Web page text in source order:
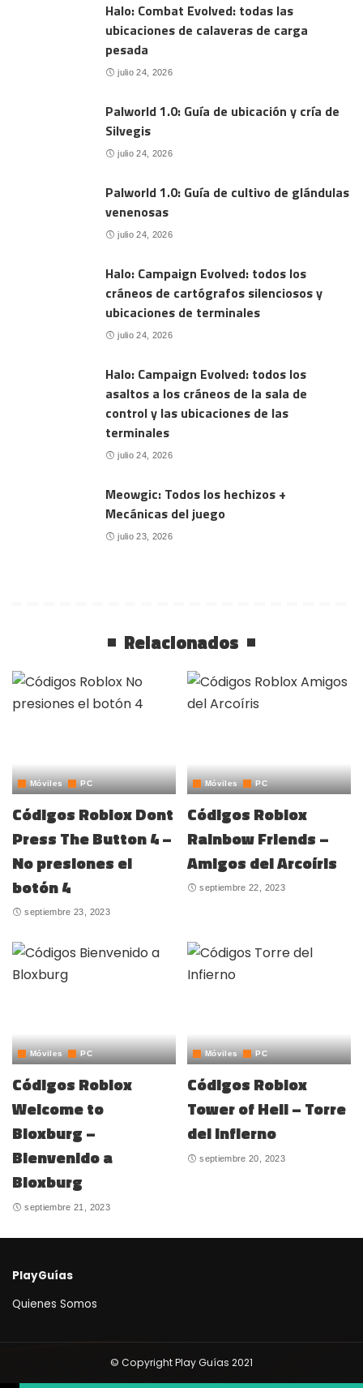
Halo: Combat Evolved: todas las
ubicaciones de calaveras de carga
pesada
julio 24, 2026
Palworld 1.0: Guía de ubicación y cría de
Silvegis
julio 24, 2026
Palworld 1.0: Guía de cultivo de glándulas
venenosas
julio 24, 2026
Halo: Campaign Evolved: todos los
cráneos de cartógrafos silenciosos y
ubicaciones de terminales
julio 24, 2026
Halo: Campaign Evolved: todos los
asaltos a los cráneos de la sala de
control y las ubicaciones de las
terminales
julio 24, 2026
Meowgic: Todos los hechizos +
Mecánicas del juego
julio 23, 2026
Relacionados
Móviles PC
Códigos Roblox Dont
Press The Button 4 –
No presiones el
botón 4
septiembre 23, 2023
Móviles PC
Códigos Roblox
Rainbow Friends –
Amigos del Arcoíris
septiembre 22, 2023
Móviles PC
Códigos Roblox
Welcome to
Bloxburg –
Bienvenido a
Bloxburg
septiembre 21, 2023
Móviles PC
Códigos Roblox
Tower of Hell – Torre
del Infierno
septiembre 20, 2023
PlayGuías
Quienes Somos
© Copyright Play Guías 2021